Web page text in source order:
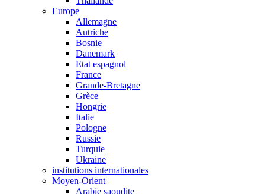
Europe
Allemagne
Autriche
Bosnie
Danemark
Etat espagnol
France
Grande-Bretagne
Grèce
Hongrie
Italie
Pologne
Russie
Turquie
Ukraine
institutions internationales
Moyen-Orient
Arabie saoudite